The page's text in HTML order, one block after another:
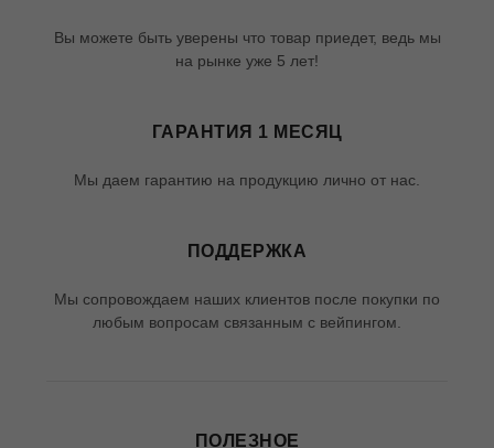
Вы можете быть уверены что товар приедет, ведь мы
на рынке уже 5 лет!
ГАРАНТИЯ 1 МЕСЯЦ
Мы даем гарантию на продукцию лично от нас.
ПОДДЕРЖКА
Мы сопровождаем наших клиентов после покупки по
любым вопросам связанным с вейпингом.
ПОЛЕЗНОЕ